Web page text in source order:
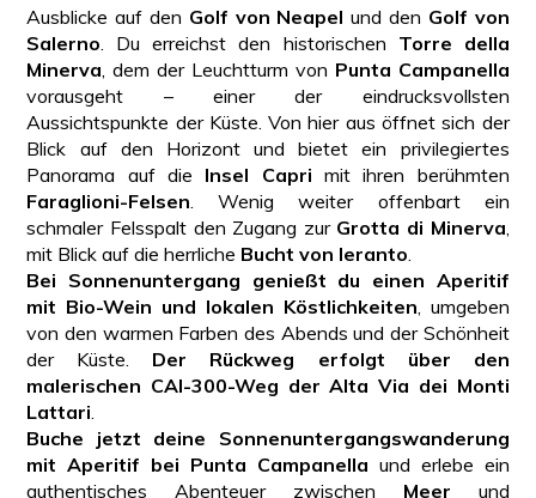
Ausblicke auf den Golf von Neapel und den Golf von
Salerno . Du erreichst den historischen Torre della
Minerva , dem der Leuchtturm von Punta Campanella
vorausgeht – einer der eindrucksvollsten
Aussichtspunkte der Küste. Von hier aus öffnet sich der
Blick auf den Horizont und bietet ein privilegiertes
Panorama auf die Insel Capri mit ihren berühmten
Faraglioni-Felsen . Wenig weiter offenbart ein
schmaler Felsspalt den Zugang zur Grotta di Minerva
mit Blick auf die herrliche Bucht von Ieranto
Bei Sonnenuntergang genießt du einen Aperitif
mit Bio-Wein und lokalen Köstlichkeiten , umgeben
von den warmen Farben des Abends und der Schönheit
der Küste. Der Rückweg erfolgt über den
malerischen CAI-300-Weg der Alta Via dei Monti
Lattari
Buche jetzt deine Sonnenuntergangswanderung
mit Aperitif bei Punta Campanella und erlebe ein
authentisches Abenteuer zwischen Meer und